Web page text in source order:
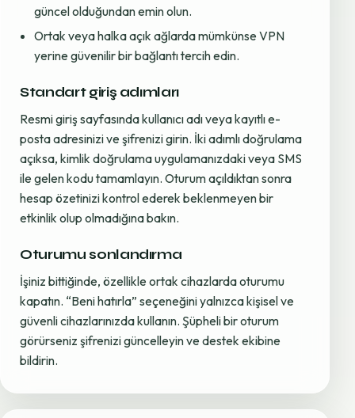
güncel olduğundan emin olun.
Ortak veya halka açık ağlarda mümkünse VPN
yerine güvenilir bir bağlantı tercih edin.
Standart giriş adımları
Resmi giriş sayfasında kullanıcı adı veya kayıtlı e-
posta adresinizi ve şifrenizi girin. İki adımlı doğrulama
açıksa, kimlik doğrulama uygulamanızdaki veya SMS
ile gelen kodu tamamlayın. Oturum açıldıktan sonra
hesap özetinizi kontrol ederek beklenmeyen bir
etkinlik olup olmadığına bakın.
Oturumu sonlandırma
İşiniz bittiğinde, özellikle ortak cihazlarda oturumu
kapatın. “Beni hatırla” seçeneğini yalnızca kişisel ve
güvenli cihazlarınızda kullanın. Şüpheli bir oturum
görürseniz şifrenizi güncelleyin ve destek ekibine
bildirin.